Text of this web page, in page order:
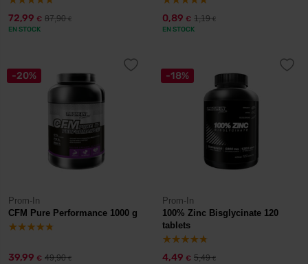
72,99 € 87,90€
EN STOCK
0,89 € 1,19€
EN STOCK
-20%
Prom-In
CFM Pure Performance 1000 g
39,99 € 49,90€
-18%
Prom-In
100% Zinc Bisglycinate 120
tablets
4,49 € 5,49€